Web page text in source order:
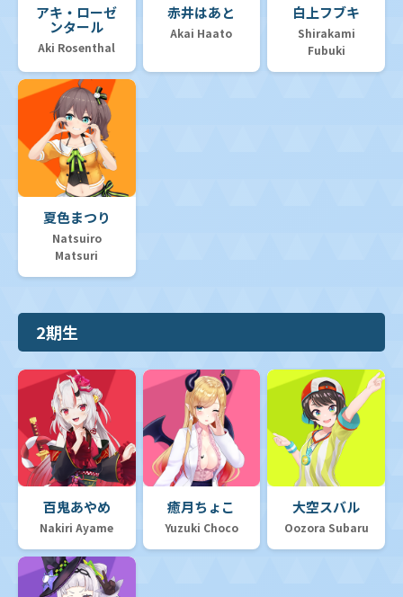
アキ・ローゼ
ンタール
Aki Rosenthal
赤井はあと
Akai Haato
白上フブキ
Shirakami
Fubuki
夏色まつり
Natsuiro
Matsuri
2期生
百鬼あやめ
Nakiri Ayame
癒月ちょこ
Yuzuki Choco
大空スバル
Oozora Subaru